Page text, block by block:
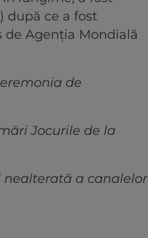
după ce a fost
Agenția Mondială
de
Jocurile de la
a canalelor